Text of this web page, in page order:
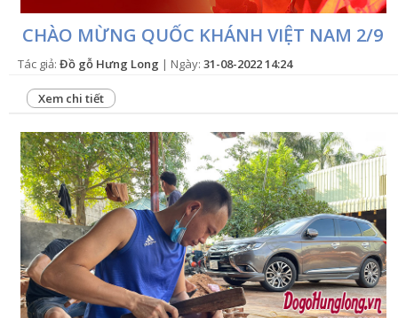
CHÀO MỪNG QUỐC KHÁNH VIỆT NAM 2/9
Tác giả: Đồ gỗ Hưng Long | Ngày: 31-08-2022 14:24
Xem chi tiết